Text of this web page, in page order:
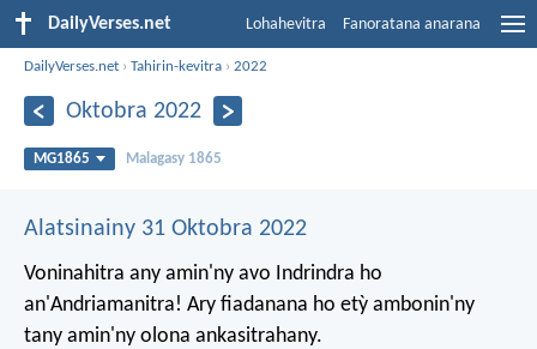
DailyVerses.net Lohahevitra Fanoratana anarana
DailyVerses.net ›Tahirin-kevitra ›2022
Oktobra 2022
MG1865 Malagasy 1865
Alatsinainy 31 Oktobra 2022
Voninahitra any amin'ny avo Indrindra ho
an'Andriamanitra! Ary fiadanana ho etỳ ambonin'ny
tany amin'ny olona ankasitrahany.